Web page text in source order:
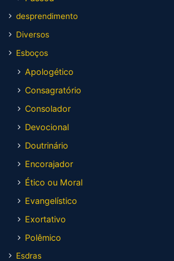
desprendimento
Diversos
Esboços
Apologético
Consagratório
Consolador
Devocional
Doutrinário
Encorajador
Ético ou Moral
Evangelístico
Exortativo
Polêmico
Esdras